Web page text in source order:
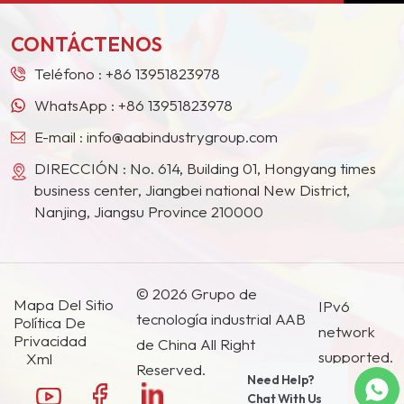
CONTÁCTENOS
Teléfono : +86 13951823978
WhatsApp : +86 13951823978
E-mail : info@aabindustrygroup.com
DIRECCIÓN : No. 614, Building 01, Hongyang times
business center, Jiangbei national New District,
Nanjing, Jiangsu Province 210000
Mapa Del Sitio
Política De
Privacidad
Xml
© 2026 Grupo de
tecnología industrial AAB
de China All Right
Reserved.
IPv6
network
supported.
Need Help?
Chat With Us